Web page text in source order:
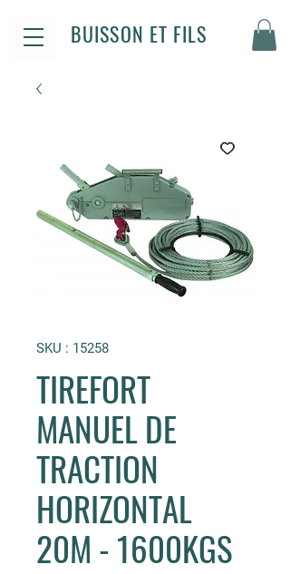
BUISSON ET FILS
SKU : 15258
TIREFORT
MANUEL DE
TRACTION
HORIZONTAL
20M - 1600KGS